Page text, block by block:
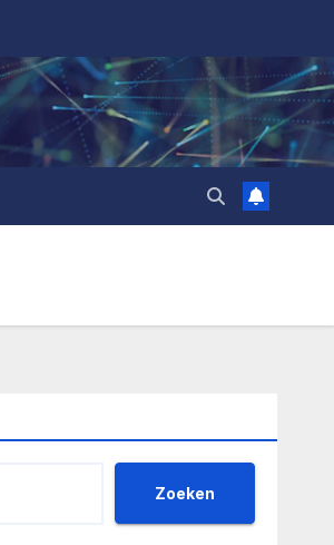
Zoeken